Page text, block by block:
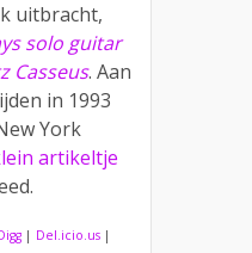
uitbracht,
solo guitar
Casseus. Aan
in 1993
York
artikeltje
| Del.icio.us |